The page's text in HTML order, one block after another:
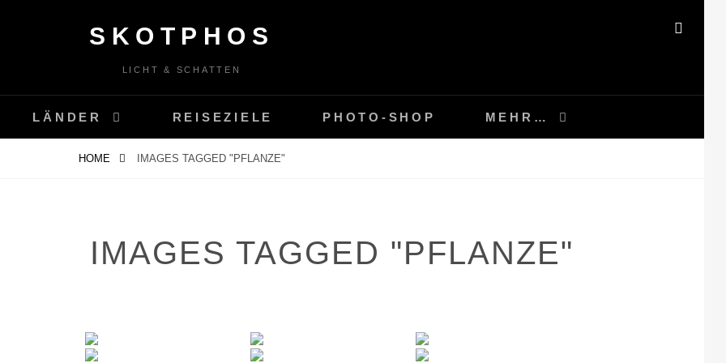
SKOTPHOS
LICHT & SCHATTEN
LÄNDER REISEZIELE PHOTO-SHOP MEHR…
HOME IMAGES TAGGED "PFLANZE"
IMAGES TAGGED "PFLANZE"